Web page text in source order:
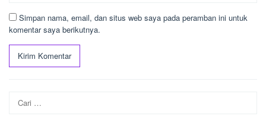
Simpan nama, email, dan situs web saya pada peramban ini untuk
komentar saya berikutnya.
Cari
untuk: